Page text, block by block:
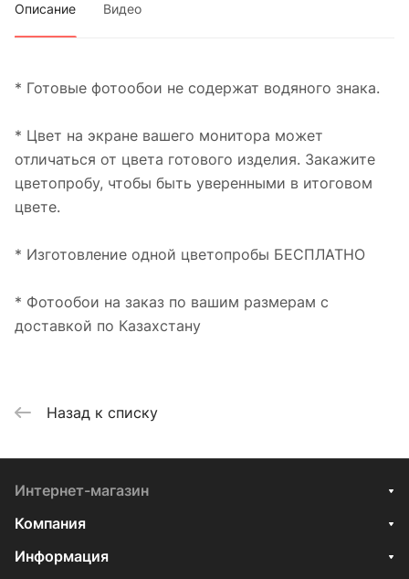
Описание Видео
* Готовые фотообои не содержат водяного знака.
* Цвет на экране вашего монитора может
отличаться от цвета готового изделия. Закажите
цветопробу, чтобы быть уверенными в итоговом
цвете.
* Изготовление одной цветопробы БЕСПЛАТНО
* Фотообои на заказ по вашим размерам с
доставкой по Казахстану
Назад к списку
Интернет-магазин
Компания
Информация